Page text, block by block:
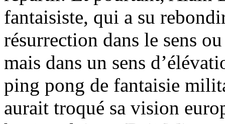
fantaisiste, qui a su
résurrection dans le sens
mais dans un sens
ping pong de fantaisie
aurait troqué sa vision